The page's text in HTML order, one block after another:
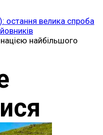
духовних